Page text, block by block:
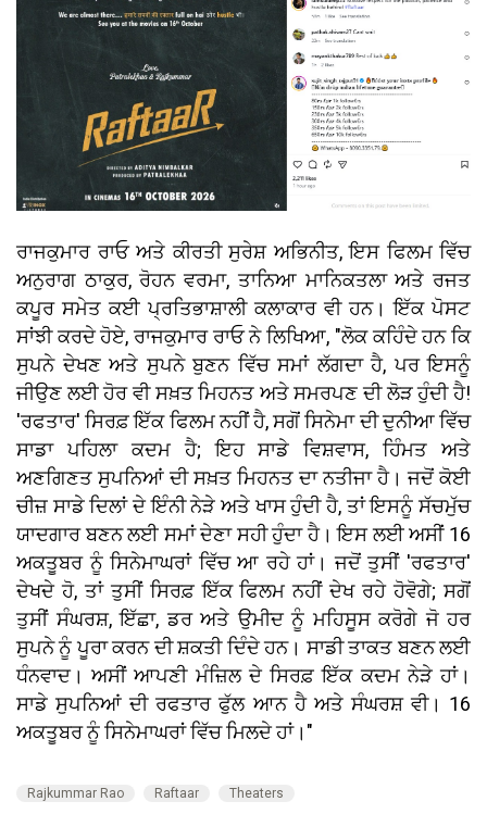
ਰਾਜਕੁਮਾਰ ਰਾਓ ਅਤੇ ਕੀਰਤੀ ਸੁਰੇਸ਼ ਅਭਿਨੀਤ, ਇਸ ਫਿਲਮ ਵਿੱਚ
ਅਨੁਰਾਗ ਠਾਕੁਰ, ਰੋਹਨ ਵਰਮਾ, ਤਾਨਿਆ ਮਾਨਿਕਤਲਾ ਅਤੇ ਰਜਤ
ਕਪੂਰ ਸਮੇਤ ਕਈ ਪ੍ਰਤਿਭਾਸ਼ਾਲੀ ਕਲਾਕਾਰ ਵੀ ਹਨ। ਇੱਕ ਪੋਸਟ
ਸਾਂਝੀ ਕਰਦੇ ਹੋਏ, ਰਾਜਕੁਮਾਰ ਰਾਓ ਨੇ ਲਿਖਿਆ, "ਲੋਕ ਕਹਿੰਦੇ ਹਨ ਕਿ
ਸੁਪਨੇ ਦੇਖਣ ਅਤੇ ਸੁਪਨੇ ਬੁਣਨ ਵਿੱਚ ਸਮਾਂ ਲੱਗਦਾ ਹੈ, ਪਰ ਇਸਨੂੰ
ਜੀਉਣ ਲਈ ਹੋਰ ਵੀ ਸਖ਼ਤ ਮਿਹਨਤ ਅਤੇ ਸਮਰਪਣ ਦੀ ਲੋੜ ਹੁੰਦੀ ਹੈ!
'ਰਫਤਾਰ' ਸਿਰਫ਼ ਇੱਕ ਫਿਲਮ ਨਹੀਂ ਹੈ, ਸਗੋਂ ਸਿਨੇਮਾ ਦੀ ਦੁਨੀਆ ਵਿੱਚ
ਸਾਡਾ ਪਹਿਲਾ ਕਦਮ ਹੈ; ਇਹ ਸਾਡੇ ਵਿਸ਼ਵਾਸ, ਹਿੰਮਤ ਅਤੇ
ਅਣਗਿਣਤ ਸੁਪਨਿਆਂ ਦੀ ਸਖ਼ਤ ਮਿਹਨਤ ਦਾ ਨਤੀਜਾ ਹੈ। ਜਦੋਂ ਕੋਈ
ਚੀਜ਼ ਸਾਡੇ ਦਿਲਾਂ ਦੇ ਇੰਨੀ ਨੇੜੇ ਅਤੇ ਖਾਸ ਹੁੰਦੀ ਹੈ, ਤਾਂ ਇਸਨੂੰ ਸੱਚਮੁੱਚ
ਯਾਦਗਾਰ ਬਣਨ ਲਈ ਸਮਾਂ ਦੇਣਾ ਸਹੀ ਹੁੰਦਾ ਹੈ। ਇਸ ਲਈ ਅਸੀਂ 16
ਅਕਤੂਬਰ ਨੂੰ ਸਿਨੇਮਾਘਰਾਂ ਵਿੱਚ ਆ ਰਹੇ ਹਾਂ। ਜਦੋਂ ਤੁਸੀਂ 'ਰਫਤਾਰ'
ਦੇਖਦੇ ਹੋ, ਤਾਂ ਤੁਸੀਂ ਸਿਰਫ਼ ਇੱਕ ਫਿਲਮ ਨਹੀਂ ਦੇਖ ਰਹੇ ਹੋਵੋਗੇ; ਸਗੋਂ
ਤੁਸੀਂ ਸੰਘਰਸ਼, ਇੱਛਾ, ਡਰ ਅਤੇ ਉਮੀਦ ਨੂੰ ਮਹਿਸੂਸ ਕਰੋਗੇ ਜੋ ਹਰ
ਸੁਪਨੇ ਨੂੰ ਪੂਰਾ ਕਰਨ ਦੀ ਸ਼ਕਤੀ ਦਿੰਦੇ ਹਨ। ਸਾਡੀ ਤਾਕਤ ਬਣਨ ਲਈ
ਧੰਨਵਾਦ। ਅਸੀਂ ਆਪਣੀ ਮੰਜ਼ਿਲ ਦੇ ਸਿਰਫ਼ ਇੱਕ ਕਦਮ ਨੇੜੇ ਹਾਂ।
ਸਾਡੇ ਸੁਪਨਿਆਂ ਦੀ ਰਫਤਾਰ ਫੁੱਲ ਆਨ ਹੈ ਅਤੇ ਸੰਘਰਸ਼ ਵੀ। 16
ਅਕਤੂਬਰ ਨੂੰ ਸਿਨੇਮਾਘਰਾਂ ਵਿੱਚ ਮਿਲਦੇ ਹਾਂ।"
Rajkummar Rao Raftaar Theaters